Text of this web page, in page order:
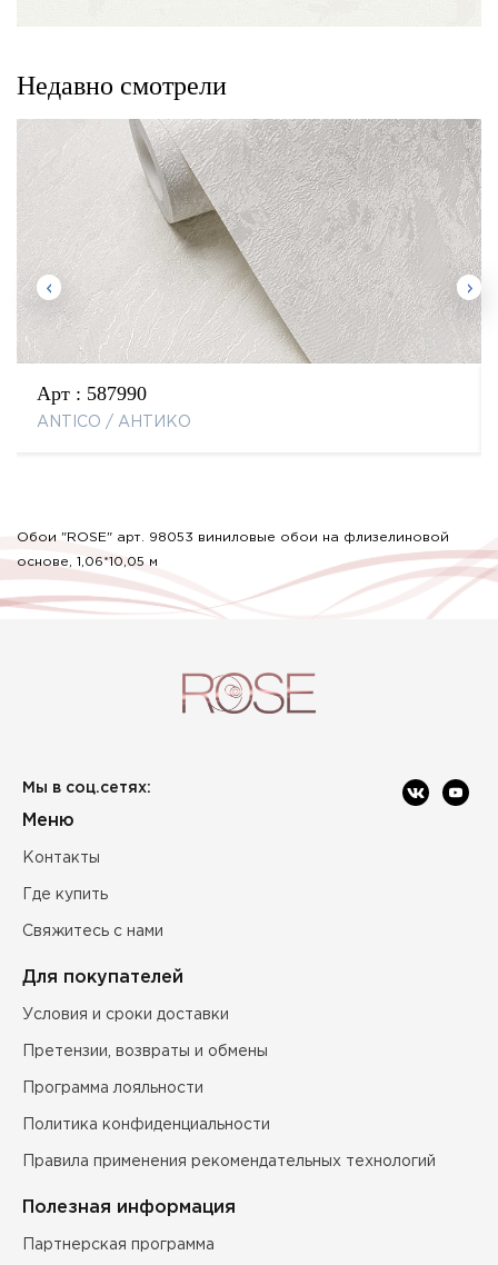
Недавно смотрели
Арт : 587990
ANTICO / АНТИКО
Обои "ROSE" арт. 98053 виниловые обои на флизелиновой
основе, 1,06*10,05 м
Мы в соц.сетях:
Меню
Контакты
Где купить
Свяжитесь с нами
Для покупателей
Условия и сроки доставки
Претензии, возвраты и обмены
Программа лояльности
Политика конфиденциальности
Правила применения рекомендательных технологий
Полезная информация
Партнерская программа